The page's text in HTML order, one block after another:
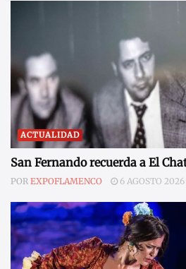
ACTUALIDAD
San Fernando recuerda a El
POR EXPOFLAMENCO 6 AGOSTO 2026